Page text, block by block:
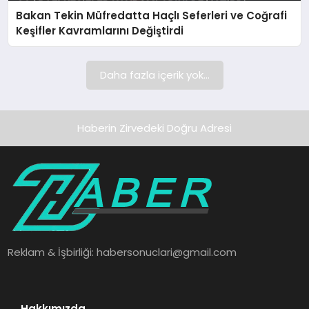
SAĞLIK
Bakan Tekin Müfredatta Haçlı Seferleri ve Coğrafi
Keşifler Kavramlarını Değiştirdi
Daha fazla içerik yok...
Haberin Zirvedeki Doğru Adresi
Reklam & İşbirliği:habersonuclari@gmail.com